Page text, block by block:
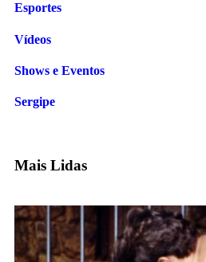
Esportes
Vídeos
Shows e Eventos
Sergipe
Mais Lidas